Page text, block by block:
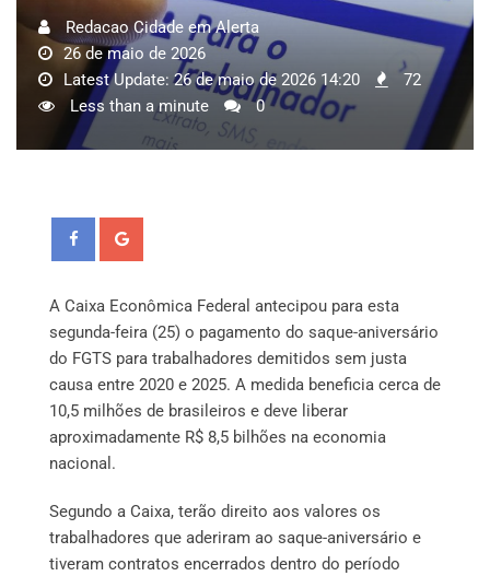
Redacao Cidade em Alerta
26 de maio de 2026
Latest Update: 26 de maio de 2026 14:20
72
Less than a minute
0
A Caixa Econômica Federal antecipou para esta
segunda-feira (25) o pagamento do saque-aniversário
do FGTS para trabalhadores demitidos sem justa
causa entre 2020 e 2025. A medida beneficia cerca de
10,5 milhões de brasileiros e deve liberar
aproximadamente R$ 8,5 bilhões na economia
nacional.
Segundo a Caixa, terão direito aos valores os
trabalhadores que aderiram ao saque-aniversário e
tiveram contratos encerrados dentro do período